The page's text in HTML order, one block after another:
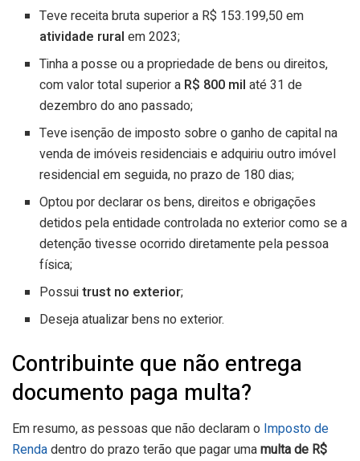
Teve receita bruta superior a R$ 153.199,50 em
atividade rural em 2023;
Tinha a posse ou a propriedade de bens ou direitos,
com valor total superior a R$ 800 mil até 31 de
dezembro do ano passado;
Teve isenção de imposto sobre o ganho de capital na
venda de imóveis residenciais e adquiriu outro imóvel
residencial em seguida, no prazo de 180 dias;
Optou por declarar os bens, direitos e obrigações
detidos pela entidade controlada no exterior como se a
detenção tivesse ocorrido diretamente pela pessoa
física;
Possuitrust no exterior;
Deseja atualizar bens no exterior.
Contribuinte que não entrega
documento paga multa?
Em resumo, as pessoas que não declaram o Imposto de
Renda dentro do prazo terão que pagar uma multa de R$